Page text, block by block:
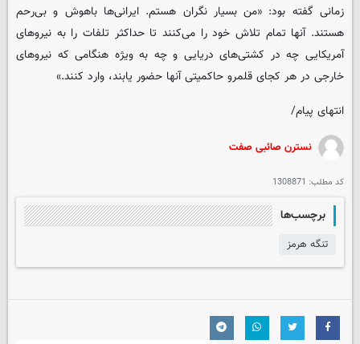
زمانی گفته بود: «من بسیار نگران هستم. ایرانی‌ها باهوش و بی‌رحم
هستند. آنها تمام تلاش خود را می‌کنند تا حداکثر تلفات را به نیروهای
آمریکایی چه در کشتی‌های دریایی و چه به ویژه هنگامی که نیروهای
خارجی در هر کجای قلمرو حاکمیتی آنها حضور یابند، وارد کنند.»
انتهای پیام/
نسترن صائبی صفت
کد مطلب: 1308871
برچسب‌ها
تنگه هرمز